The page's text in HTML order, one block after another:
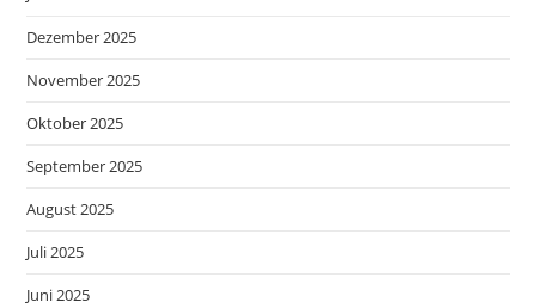
Dezember 2025
November 2025
Oktober 2025
September 2025
August 2025
Juli 2025
Juni 2025